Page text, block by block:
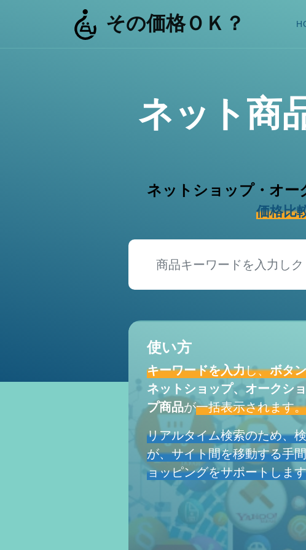
その価格ＯＫ？
ネット商
ネットショップ・オ
価格比
使い方
キーワードを入力し、ボタ
ネットショップ、オークシ
プ商品が一括表示されます。
リアルタイム検索のため、
が、サイト間を移動する手
ョッピングをサポートしま